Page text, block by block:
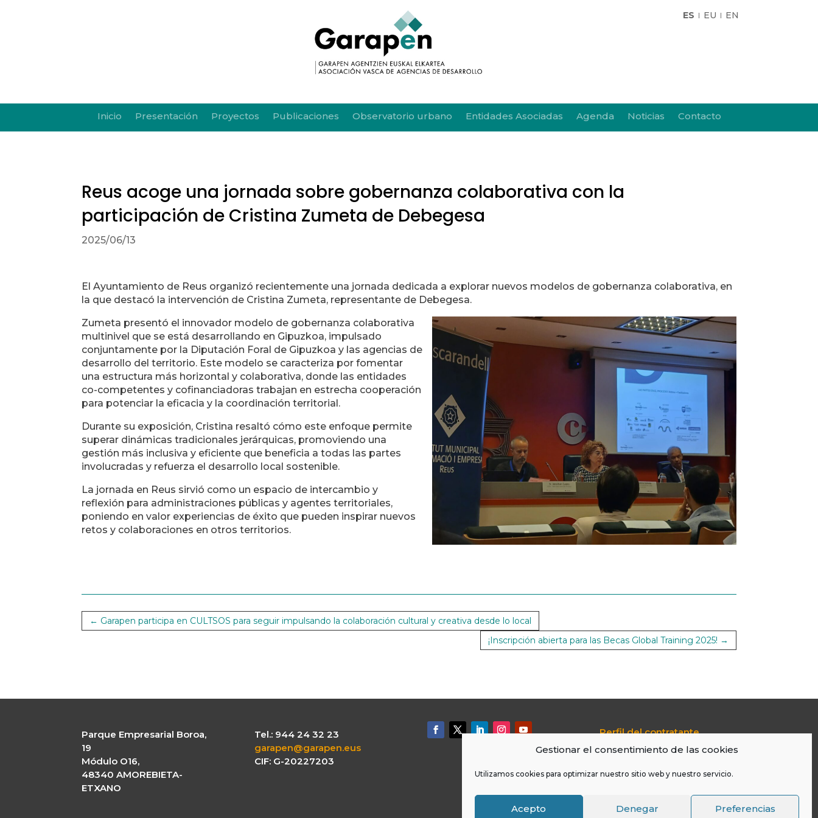
Gestionar el consentimiento de las cookies
Utilizamos cookies para optimizar nuestro sitio web y nuestro servicio.
Acepto Denegar Preferencias
ES EU EN
Inicio Presentación Proyectos Publicaciones Observatorio urbano Entidades Asociadas Agenda Noticias Contacto
Reus acoge una jornada sobre gobernanza colaborativa con la
participación de Cristina Zumeta de Debegesa
2025/06/13
El Ayuntamiento de Reus organizó recientemente una jornada dedicada a explorar nuevos modelos de gobernanza colaborativa, en
la que destacó la intervención de Cristina Zumeta, representante de Debegesa.
Zumeta presentó el innovador modelo de gobernanza colaborativa
multinivel que se está desarrollando en Gipuzkoa, impulsado
conjuntamente por la Diputación Foral de Gipuzkoa y las agencias de
desarrollo del territorio. Este modelo se caracteriza por fomentar
una estructura más horizontal y colaborativa, donde las entidades
co-competentes y cofinanciadoras trabajan en estrecha cooperación
para potenciar la eficacia y la coordinación territorial.
Durante su exposición, Cristina resaltó cómo este enfoque permite
superar dinámicas tradicionales jerárquicas, promoviendo una
gestión más inclusiva y eficiente que beneficia a todas las partes
involucradas y refuerza el desarrollo local sostenible.
La jornada en Reus sirvió como un espacio de intercambio y
reflexión para administraciones públicas y agentes territoriales,
poniendo en valor experiencias de éxito que pueden inspirar nuevos
retos y colaboraciones en otros territorios.
← Garapen participa en CULTSOS para seguir impulsando la colaboración cultural y creativa desde lo local
¡Inscripción abierta para las Becas Global Training 2025! →
Parque Empresarial Boroa,
19
Módulo O16,
48340 AMOREBIETA-
ETXANO
Tel.: 944 24 32 23
garapen@garapen.eus
CIF: G-20227203
Perfil del contratante
Portal de Transparencia
Política De Cookies